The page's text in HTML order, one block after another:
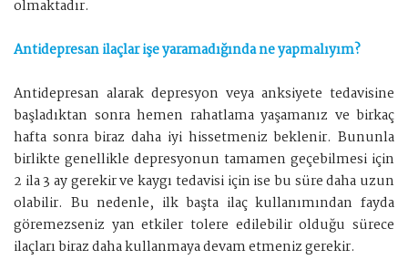
olmaktadır.
Antidepresan ilaçlar işe yaramadığında ne yapmalıyım?
Antidepresan alarak depresyon veya anksiyete tedavisine
başladıktan sonra hemen rahatlama yaşamanız ve birkaç
hafta sonra biraz daha iyi hissetmeniz beklenir. Bununla
birlikte genellikle depresyonun tamamen geçebilmesi için
2 ila 3 ay gerekir ve kaygı tedavisi için ise bu süre daha uzun
olabilir. Bu nedenle, ilk başta ilaç kullanımından fayda
göremezseniz yan etkiler tolere edilebilir olduğu sürece
ilaçları biraz daha kullanmaya devam etmeniz gerekir.